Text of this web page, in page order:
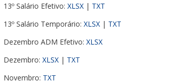
13º Salário Efetivo: XLSX | TXT
13º Salário Temporário: XLSX | TXT
Dezembro ADM Efetivo: XLSX
Dezembro: XLSX | TXT
Novembro: TXT